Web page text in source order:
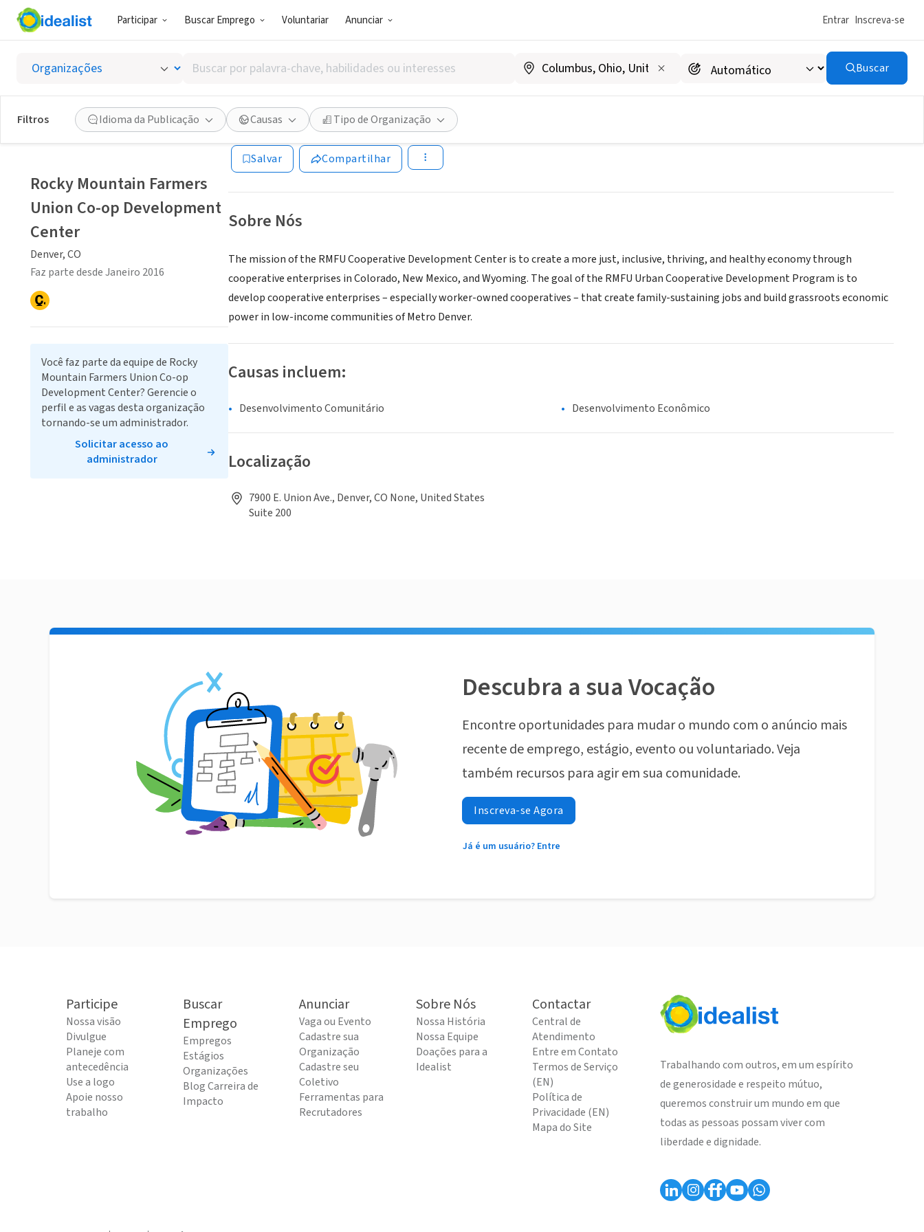
Participar Buscar Emprego Voluntariar Anunciar Entrar Inscreva-se
Buscar
por
palavra-
chave,
habilidades
ou
interesses
Buscar
Filtros Idioma da Publicação Causas Tipo de Organização
Rocky Mountain Farmers Union Co-op Development Center
Denver, CO| www.rmfu.org
Salvar Compartilhar
Sobre Nós
The mission of the RMFU Cooperative Development Center is to create a more just, inclusive, thriving, and healthy economy through
cooperative enterprises in Colorado, New Mexico, and Wyoming. The goal of the RMFU Urban Cooperative Development Program is to
develop cooperative enterprises – especially worker-owned cooperatives – that create family-sustaining jobs and build grassroots economic
power in low-income communities of Metro Denver.
Causas incluem:
Desenvolvimento Comunitário Desenvolvimento Econômico
Localização
7900 E. Union Ave., Denver, CO None, United States
Suite 200
Rocky Mountain Farmers
Union Co-op Development
Center
Denver, CO
Faz parte desde Janeiro 2016
Você faz parte da equipe de Rocky
Mountain Farmers Union Co-op
Development Center? Gerencie o
perfil e as vagas desta organização
tornando-se um administrador.
Solicitar acesso ao
administrador
Descubra a sua Vocação
Encontre oportunidades para mudar o mundo com o anúncio mais
recente de emprego, estágio, evento ou voluntariado. Veja
também recursos para agir em sua comunidade.
Inscreva-se Agora
Já é um usuário? Entre
Participe
Nossa visão
Divulgue
Planeje com
antecedência
Use a logo
Apoie nosso
trabalho
Buscar
Emprego
Empregos
Estágios
Organizações
Blog Carreira de
Impacto
Anunciar
Vaga ou Evento
Cadastre sua
Organização
Cadastre seu
Coletivo
Ferramentas para
Recrutadores
Sobre Nós
Nossa História
Nossa Equipe
Doações para a
Idealist
Contactar
Central de
Atendimento
Entre em Contato
Termos de Serviço
(EN)
Política de
Privacidade (EN)
Mapa do Site
Trabalhando com outros, em um espírito
de generosidade e respeito mútuo,
queremos construir um mundo em que
todas as pessoas possam viver com
liberdade e dignidade.